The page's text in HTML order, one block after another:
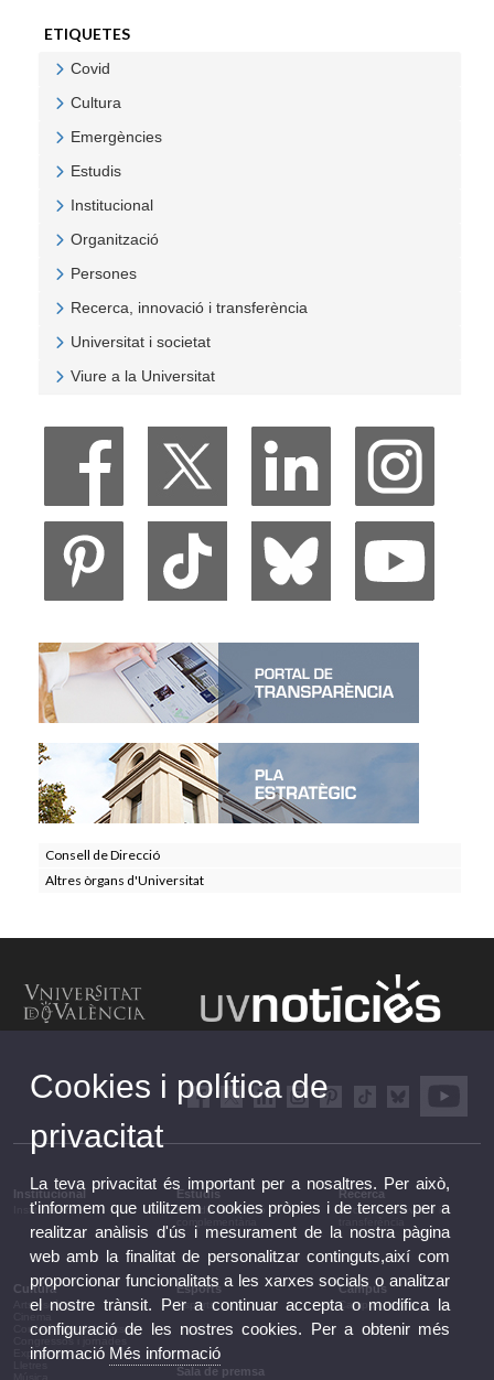
ETIQUETES
Covid
Cultura
Emergències
Estudis
Institucional
Organització
Persones
Recerca, innovació i transferència
Universitat i societat
Viure a la Universitat
Consell de Direcció
Altres òrgans d'Universitat
Institucional
Institucional
Estudis
Estudis i formació
Recerca
Recerca, innovació i
Cultura
Arts escèniques
Conferències i debats
Congressos i jornades
Exposicions
Esports
Esports
Campus
Campus
Sala de premsa
Cookies i política de
privacitat
La teva privacitat és important per a nosaltres. Per això,
t'informem que utilitzem cookies pròpies i de tercers per a
realitzar anàlisis d'ús i mesurament de la nostra pàgina
web amb la finalitat de personalitzar continguts,així com
proporcionar funcionalitats a les xarxes socials o analitzar
el nostre trànsit. Per a continuar accepta o modifica la
configuració de les nostres cookies. Per a obtenir més
informació Més informació